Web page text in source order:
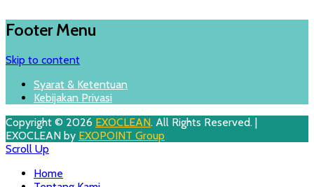
Footer Menu
Skip to content
Syarat & Ketentuan
Kebijakan Privasi
Copyright © 2026 EXOCLEAN. All Rights Reserved. |
EXOCLEAN by EXOPOINT Group
Scroll Up
Home